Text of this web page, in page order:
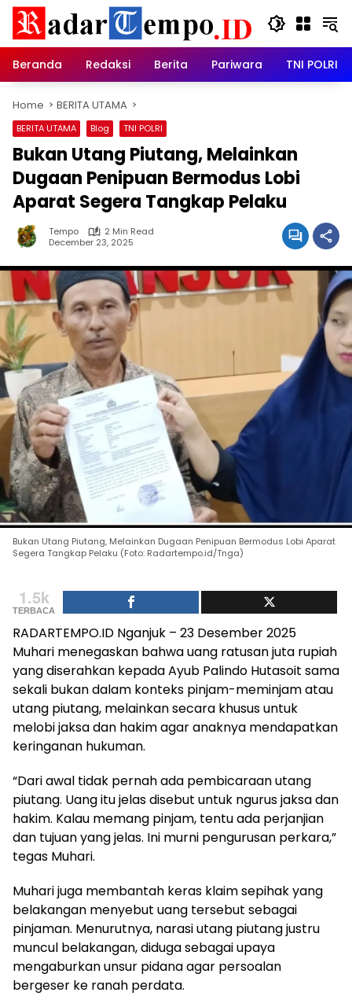
Skip
content
Beranda
Redaksi Berita Pariwara TNI POLRI
Home BERITA UTAMA
BERITA UTAMA Blog TNI POLRI
Bukan Utang Piutang, Melainkan
Dugaan Penipuan Bermodus Lobi
Aparat Segera Tangkap Pelaku
Tempo
2 Min Read
December 23, 2025
Bukan Utang Piutang, Melainkan Dugaan Penipuan Bermodus Lobi Aparat
Segera Tangkap Pelaku (Foto: Radartempo.id/Tnga)
1.5k
TERBACA
RADARTEMPO.ID Nganjuk – 23 Desember 2025
Muhari menegaskan bahwa uang ratusan juta rupiah
yang diserahkan kepada Ayub Palindo Hutasoit sama
sekali bukan dalam konteks pinjam-meminjam atau
utang piutang, melainkan secara khusus untuk
melobi jaksa dan hakim agar anaknya mendapatkan
keringanan hukuman.
“Dari awal tidak pernah ada pembicaraan utang
piutang. Uang itu jelas disebut untuk ngurus jaksa dan
hakim. Kalau memang pinjam, tentu ada perjanjian
dan tujuan yang jelas. Ini murni pengurusan perkara,”
tegas Muhari.
Muhari juga membantah keras klaim sepihak yang
belakangan menyebut uang tersebut sebagai
pinjaman. Menurutnya, narasi utang piutang justru
muncul belakangan, diduga sebagai upaya
mengaburkan unsur pidana agar persoalan
bergeser ke ranah perdata.